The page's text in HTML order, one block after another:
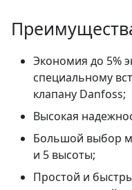
Экономия до 5%
специальному
клапану Danfoss;
Высокая
Большой выбор
и 5 высоты;
Простой и